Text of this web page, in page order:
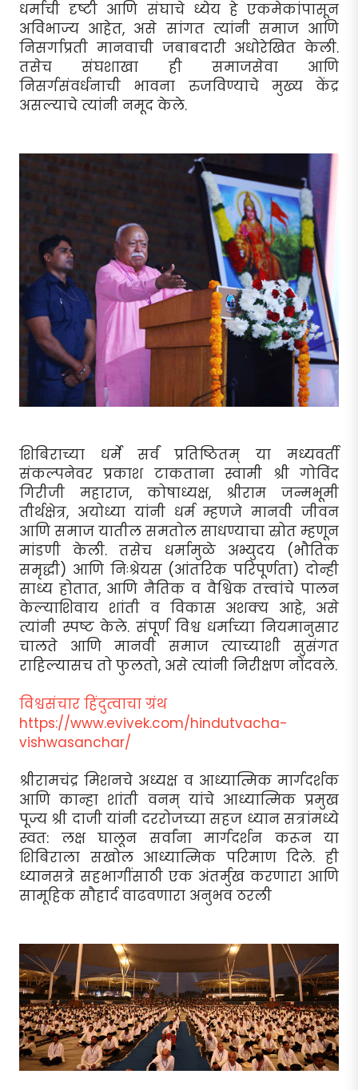
धर्माची दृष्टी आणि संघाचे ध्येय हे एकमेकांपासून
अविभाज्य आहेत, असे सांगत त्यांनी समाज आणि
निसर्गाप्रती मानवाची जबाबदारी अधोरेखित केली.
तसेच संघशाखा ही समाजसेवा आणि
निसर्गसंवर्धनाची भावना रुजविण्याचे मुख्य केंद्र
असल्याचे त्यांनी नमूद केले.
शिबिराच्या धर्मे सर्वं प्रतिष्ठितम् या मध्यवर्ती
संकल्पनेवर प्रकाश टाकताना स्वामी श्री गोविंद
गिरीजी महाराज, कोषाध्यक्ष, श्रीराम जन्मभूमी
तीर्थक्षेत्र, अयोध्या यांनी धर्म म्हणजे मानवी जीवन
आणि समाज यातील समतोल साधण्याचा स्रोत म्हणून
मांडणी केली. तसेच धर्मामुळे अभ्युदय (भौतिक
समृद्धी) आणि निःश्रेयस (आंतरिक परिपूर्णता) दोन्ही
साध्य होतात, आणि नैतिक व वैश्विक तत्त्वांचे पालन
केल्याशिवाय शांती व विकास अशक्य आहे, असे
त्यांनी स्पष्ट केले. संपूर्ण विश्व धर्माच्या नियमानुसार
चालते आणि मानवी समाज त्याच्याशी सुसंगत
राहिल्यासच तो फुलतो, असे त्यांनी निरीक्षण नोंदवले.
विश्वसंचार हिंदुत्वाचा ग्रंथ
https://www.evivek.com/hindutvacha-
vishwasanchar/
श्रीरामचंद्र मिशनचे अध्यक्ष व आध्यात्मिक मार्गदर्शक
आणि कान्हा शांती वनम् यांचे आध्यात्मिक प्रमुख
पूज्य श्री दाजी यांनी दररोजच्या सहज ध्यान सत्रांमध्ये
स्वत: लक्ष घालून सर्वांना मार्गदर्शन करून या
शिबिराला सखोल आध्यात्मिक परिमाण दिले. ही
ध्यानसत्रे सहभागींसाठी एक अंतर्मुख करणारा आणि
सामूहिक सौहार्द वाढवणारा अनुभव ठरली